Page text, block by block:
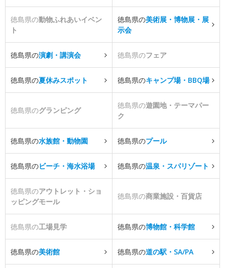
徳島県の動物ふれあいイベン
ト
徳島県の美術展・博物展・展
示会
徳島県の演劇・講演会 徳島県のフェア
徳島県の夏休みスポット 徳島県のキャンプ場・BBQ場
徳島県のグランピング
徳島県の遊園地・テーマパー
ク
徳島県の水族館・動物園 徳島県のプール
徳島県のビーチ・海水浴場 徳島県の温泉・スパリゾート
徳島県のアウトレット・ショ
ッピングモール
徳島県の商業施設・百貨店
徳島県の工場見学 徳島県の博物館・科学館
徳島県の美術館 徳島県の道の駅・SA/PA